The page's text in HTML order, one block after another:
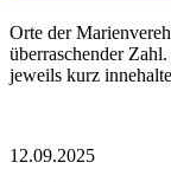
Orte der
überraschender
jeweils kurz
12.09.2025